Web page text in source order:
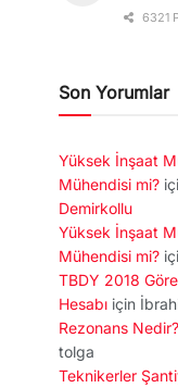
6321
Son Yorumlar
Yüksek İnşaat
Mühendisi mi?
Demirkollu
Yüksek İnşaat
Mühendisi mi?
TBDY 2018
Hesabı için
Rezonans
tolga
Teknikerler